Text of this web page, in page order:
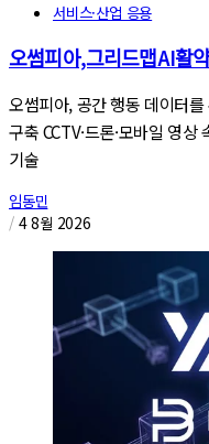
서비스·산업 응용
오썸피아, 공간 행동 데이터
구축 CCTV·드론·모바일 영
기술
임동민
/ 4 8월 2026